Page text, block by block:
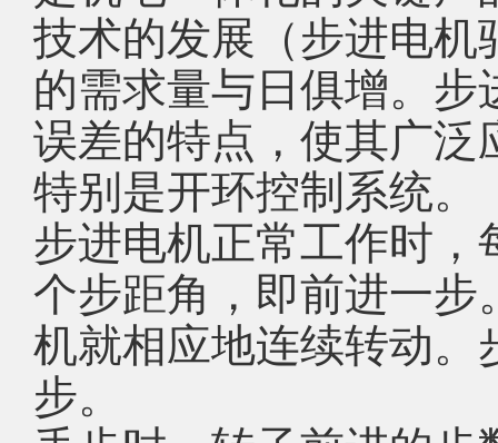
技术的发展（步进电
的需求量与日俱增。
误差的特点，使其广
特别是开环控制系统。
步进电机正常工作时
个步距角，即前进一
机就相应地连续转动
步。